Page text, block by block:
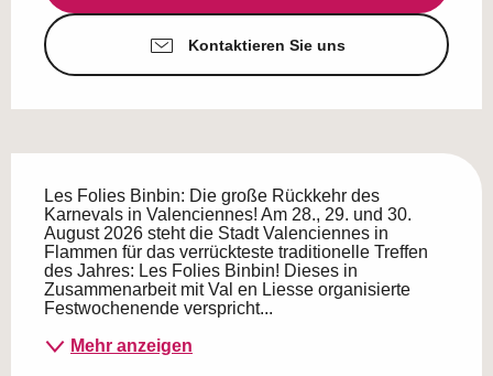
Kontaktieren Sie uns
Les Folies Binbin: Die große Rückkehr des
Karnevals in Valenciennes! Am 28., 29. und 30.
August 2026 steht die Stadt Valenciennes in
Flammen für das verrückteste traditionelle Treffen
des Jahres: Les Folies Binbin! Dieses in
Zusammenarbeit mit Val en Liesse organisierte
Festwochenende verspricht...
Mehr anzeigen